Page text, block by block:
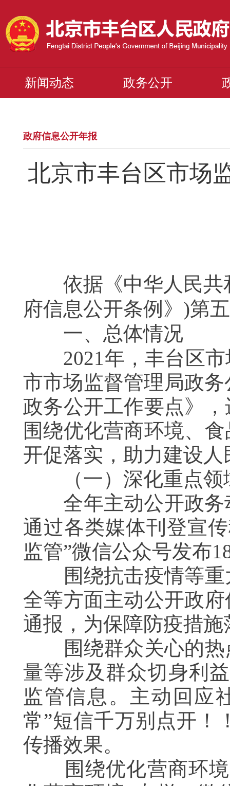
新闻动态 政务公开
政府信息公开年报
北京市丰台区市场
依据《中华人民共
府信息公开条例》 )第
一、总体情况
2021年，丰台区
市市场监督管理局政
政务公开工作要点》
围绕优化营商环境、
开促落实，助力建设
（一）深化重点领
全年主动公开政务
通过各类媒体刊登宣
监管”微信公众号发布
围绕抗击疫情等重
全等方面主动公开政府
通报 ，为保障防疫措
围绕群众关心的热
量等涉及群众切身利
监管信息。主动回应
常”短信千万别点开！
传播效果。
围绕优化营商环境